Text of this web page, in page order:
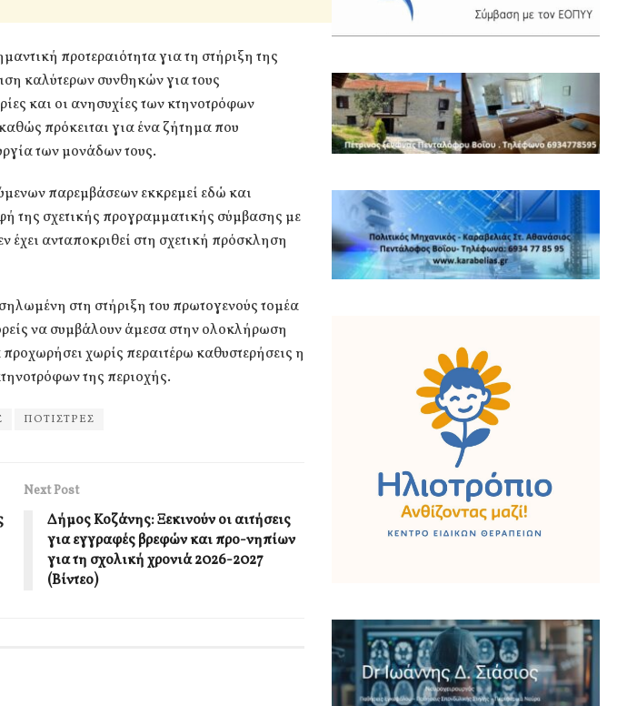
προτεραιότητα για τη στήριξη της
καλύτερων συνθηκών για τους
και οι ανησυχίες των κτηνοτρόφων
πρόκειται για ένα ζήτημα που
των μονάδων τους.
παρεμβάσεων εκκρεμεί εδώ και
της σχετικής προγραμματικής σύμβασης με
ανταποκριθεί στη σχετική πρόσκληση
στη στήριξη του πρωτογενούς τομέα
να συμβάλουν άμεσα στην ολοκλήρωση
χωρίς περαιτέρω καθυστερήσεις η
της περιοχής.
ΠΟΤΙΣΤΡΕΣ
Next Post
Δήμος Κοζάνης: Ξεκινούν οι αιτήσεις
για εγγραφές βρεφών και προ-νηπίων
για τη σχολική χρονιά 2026-2027
(Βίντεο)